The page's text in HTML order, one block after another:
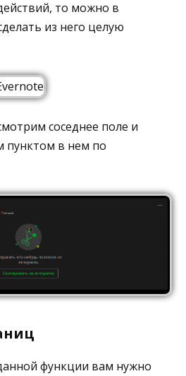
то можно в
из него целую
соседнее поле и
пунктом в нем по
функции вам нужно